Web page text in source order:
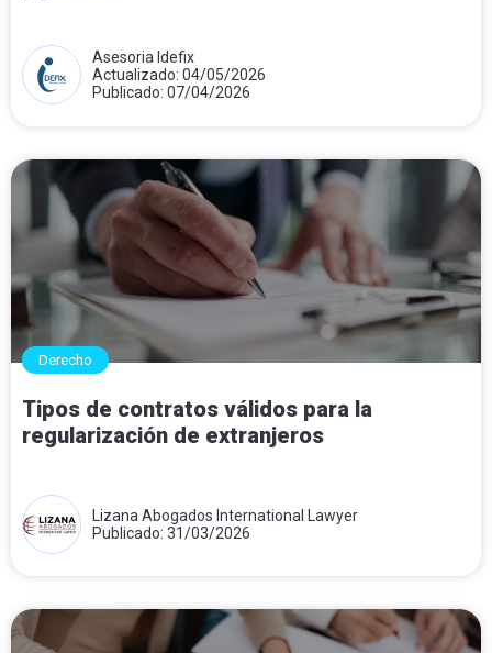
Asesoria Idefix
Actualizado: 04/05/2026
Publicado: 07/04/2026
Derecho
Tipos de contratos válidos para la
regularización de extranjeros
Lizana Abogados International Lawyer
Publicado: 31/03/2026